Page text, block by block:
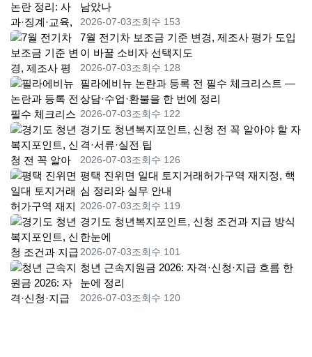
남았나
2026-07-03조회수 153
7월 전기차 보조금 기준 변경, 제조사 평가 도입
이 바꿀 소비자 선택지도
2026-07-03조회수 128
필라에비뉴 논란과 등록 전 필수 체크리스트 —
상담·수업·환불을 한 번에 정리
2026-07-03조회수 122
경기도 청년복지포인트, 신청 전 꼭 알아야 할 자
격·서류·실전 팁
2026-07-03조회수 126
평택 진위면 일대 토지거래허가구역 재지정, 핵
심 정리와 실무 안내
2026-07-03조회수 119
경기도 청년복지포인트, 신청 조건과 지급 방식
한눈에
2026-07-03조회수 101
청년 근속지원금 2026: 자격·신청·지급 흐름 한
눈에 정리
2026-07-03조회수 120